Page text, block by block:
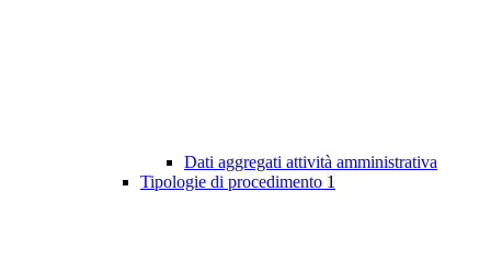
Dati aggregati attività amministrativa
Tipologie di procedimento 1